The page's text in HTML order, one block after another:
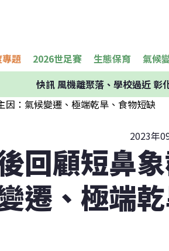
題 2026世足賽 生態保育 氣候
快訊風機離聚落、學校過近 彰
2023年
回顧短鼻
遷、極端